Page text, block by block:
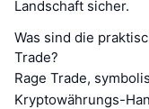
Landschaft sicher.
Was sind die
Trade?
Rage Trade,
Kryptowährungs-